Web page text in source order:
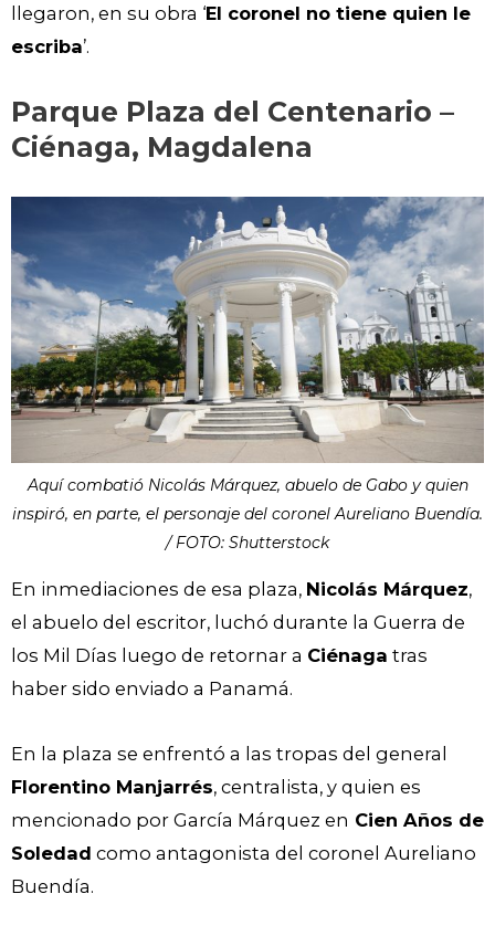
llegaron, en su obra ‘El coronel no tiene quien le
escriba’.
Parque Plaza del Centenario –
Ciénaga, Magdalena
Aquí combatió Nicolás Márquez, abuelo de Gabo y quien
inspiró, en parte, el personaje del coronel Aureliano Buendía.
/ FOTO: Shutterstock
En inmediaciones de esa plaza, Nicolás Márquez,
el abuelo del escritor, luchó durante la Guerra de
los Mil Días luego de retornar a Ciénaga tras
haber sido enviado a Panamá.
En la plaza se enfrentó a las tropas del general
Florentino Manjarrés, centralista, y quien es
mencionado por García Márquez en Cien Años de
Soledad como antagonista del coronel Aureliano
Buendía.